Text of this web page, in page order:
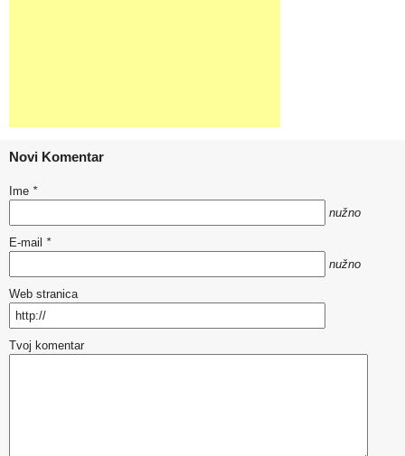
Novi Komentar
Ime *
nužno
E-mail *
nužno
Web stranica
Tvoj komentar